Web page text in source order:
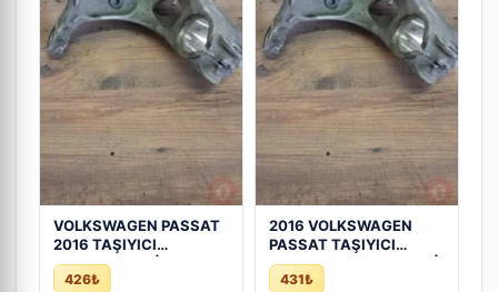
VOLKSWAGEN PASSAT
2016 TAŞIYICI
5Q0407258C | ÇIKMA
PARÇA
426₺
2016 VOLKSWAGEN
PASSAT TAŞIYICI
ÇIKMA 5Q0 407 258 C |
ÇIKMA PARÇA
431₺